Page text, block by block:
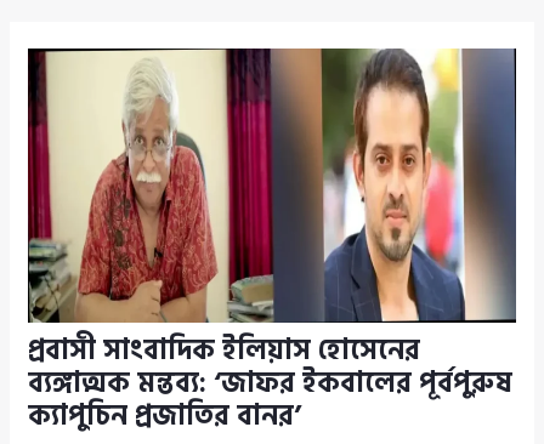
প্রবাসী সাংবাদিক ইলিয়াস হোসেনের
ব্যঙ্গাত্মক মন্তব্য: ‘জাফর ইকবালের পূর্বপুরুষ
ক্যাপুচিন প্রজাতির বানর’